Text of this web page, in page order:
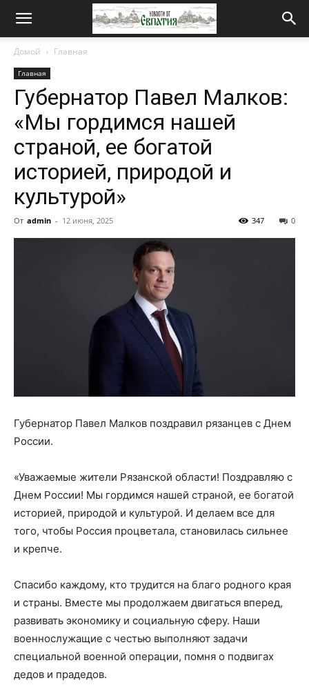
Новости
Домой Главная
Главная
Губернатор Павел Малков:
«Мы гордимся нашей
страной, ее богатой
историей, природой и
культурой»
От admin - 12 июня, 2025 0
347
Губернатор Павел Малков поздравил рязанцев с Днем
России.
«Уважаемые жители Рязанской области! Поздравляю с
Днем России! Мы гордимся нашей страной, ее богатой
историей, природой и культурой. И делаем все для
того, чтобы Россия процветала, становилась сильнее
и крепче.
Спасибо каждому, кто трудится на благо родного края
и страны. Вместе мы продолжаем двигаться вперед,
развивать экономику и социальную сферу. Наши
военнослужащие с честью выполняют задачи
специальной военной операции, помня о подвигах
дедов и прадедов.